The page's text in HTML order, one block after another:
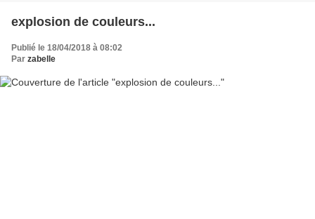
explosion de couleurs...
Publié le 18/04/2018 à 08:02
Par zabelle